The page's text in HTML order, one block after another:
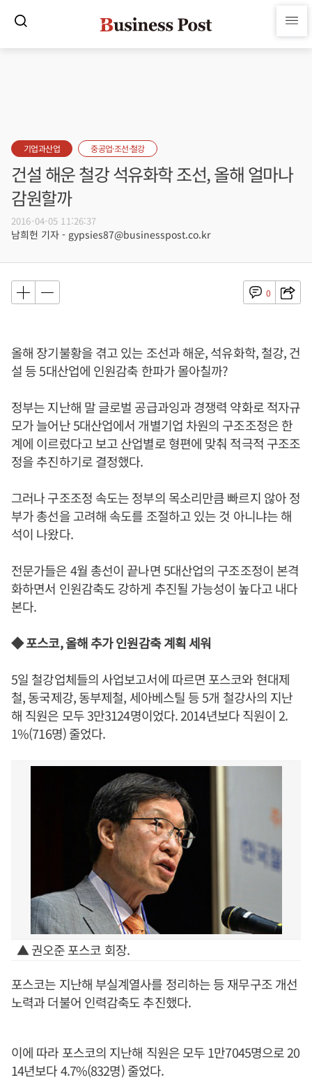
기업과산업 중공업·조선·철강
건설 해운 철강 석유화학 조선, 올해 얼마나
감원할까
2016-04-05 11:26:37
남희헌 기자 - gypsies87@businesspost.co.kr
0
올해 장기불황을 겪고 있는 조선과 해운, 석유화학, 철강, 건
설 등 5대산업에 인원감축 한파가 몰아칠까?
정부는 지난해 말 글로벌 공급과잉과 경쟁력 약화로 적자규
모가 늘어난 5대산업에서 개별기업 차원의 구조조정은 한
계에 이르렀다고 보고 산업별로 형편에 맞춰 적극적 구조조
정을 추진하기로 결정했다.
그러나 구조조정 속도는 정부의 목소리만큼 빠르지 않아 정
부가 총선을 고려해 속도를 조절하고 있는 것 아니냐는 해
석이 나왔다.
전문가들은 4월 총선이 끝나면 5대산업의 구조조정이 본격
화하면서 인원감축도 강하게 추진될 가능성이 높다고 내다
본다.
◆ 포스코, 올해 추가 인원감축 계획 세워
5일 철강업체들의 사업보고서에 따르면 포스코와 현대제
철, 동국제강, 동부제철, 세아베스틸 등 5개 철강사의 지난
해 직원은 모두 3만3124명이었다. 2014년보다 직원이 2.
1%(716명) 줄었다.
▲ 권오준 포스코 회장.
포스코는 지난해 부실계열사를 정리하는 등 재무구조 개선
노력과 더불어 인력감축도 추진했다.
이에 따라 포스코의 지난해 직원은 모두 1만7045명으로 20
14년보다 4.7%(832명) 줄었다.